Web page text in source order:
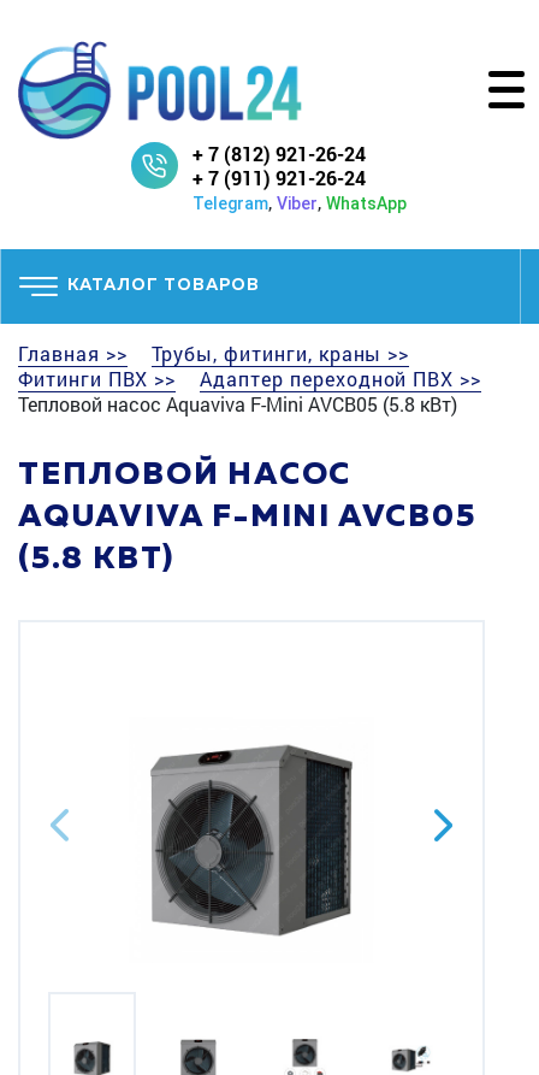
+ 7 (812) 921-26-24
+ 7 (911) 921-26-24
Telegram, Viber, WhatsApp
КАТАЛОГ ТОВАРОВ
Главная >>
Трубы, фитинги, краны >>
Фитинги ПВХ >>
Адаптер переходной ПВХ >>
Тепловой насос Aquaviva F-Mini AVCB05 (5.8 кВт)
ТЕПЛОВОЙ НАСОС
AQUAVIVA F-MINI AVCB05
(5.8 КВТ)